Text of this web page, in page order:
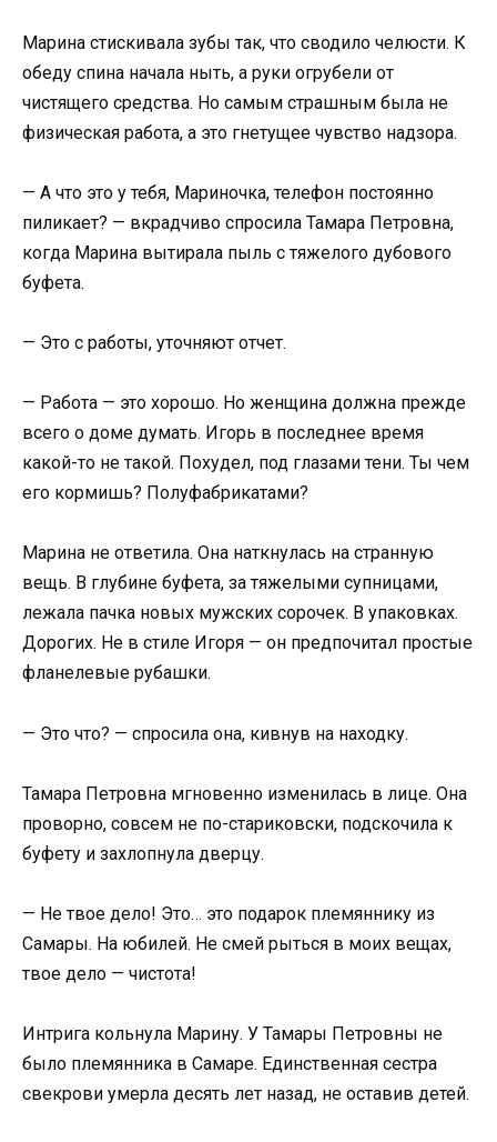
Марина стискивала зубы так, что сводило челюсти. К
обеду спина начала ныть, а руки огрубели от
чистящего средства. Но самым страшным была не
физическая работа, а это гнетущее чувство надзора.
— А что это у тебя, Мариночка, телефон постоянно
пиликает? — вкрадчиво спросила Тамара Петровна,
когда Марина вытирала пыль с тяжелого дубового
буфета.
— Это с работы, уточняют отчет.
— Работа — это хорошо. Но женщина должна прежде
всего о доме думать. Игорь в последнее время
какой-то не такой. Похудел, под глазами тени. Ты чем
его кормишь? Полуфабрикатами?
Марина не ответила. Она наткнулась на странную
вещь. В глубине буфета, за тяжелыми супницами,
лежала пачка новых мужских сорочек. В упаковках.
Дорогих. Не в стиле Игоря — он предпочитал простые
фланелевые рубашки.
— Это что? — спросила она, кивнув на находку.
Тамара Петровна мгновенно изменилась в лице. Она
проворно, совсем не по-стариковски, подскочила к
буфету и захлопнула дверцу.
— Не твое дело! Это… это подарок племяннику из
Самары. На юбилей. Не смей рыться в моих вещах,
твое дело — чистота!
Интрига кольнула Марину. У Тамары Петровны не
было племянника в Самаре. Единственная сестра
свекрови умерла десять лет назад, не оставив детей.